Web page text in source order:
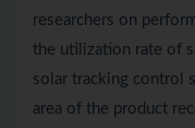
researchers on
the utilization rate of
solar tracking control
area of the product